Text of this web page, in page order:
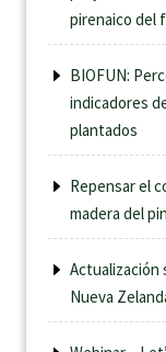
pirenaico del
BIOFUN:
indicadores
plantados
Repensar el
madera del
Actualización
Nueva